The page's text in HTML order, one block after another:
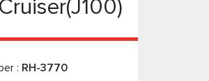
: RH-3770